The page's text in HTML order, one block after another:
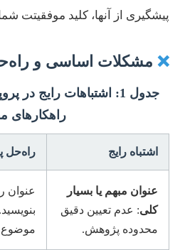
پیشگیری از آنها، کلید موفقیتت
❌ مشکلات اساسی و
جدول 1: اشتباهات رایج
راهکارهای
اشتباه رایج راه‌حل
عنوان مبهم یا بسیار
کلی: عدم تعیین دقیق
محدوده پژوهش.
عنوان
موضوع